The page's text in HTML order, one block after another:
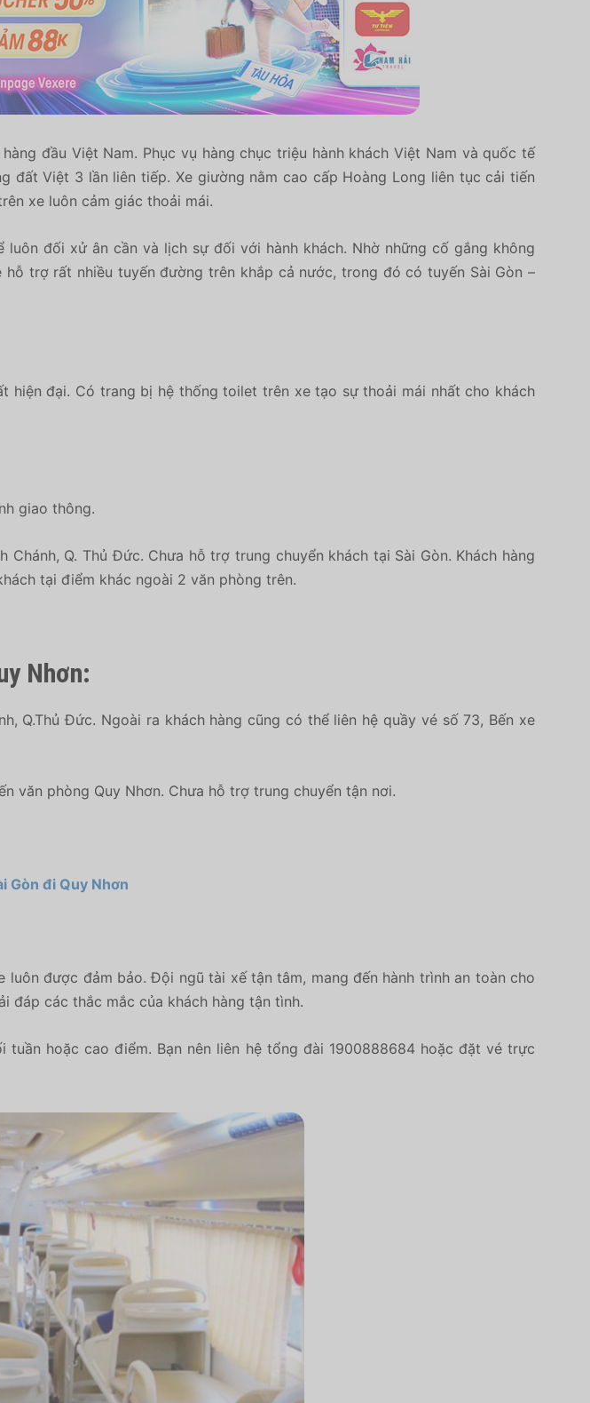
đầu Việt Nam. Phục vụ hàng chục triệu hành khách Việt Nam và quốc tế
đất Việt 3 lần liên tiếp. Xe giường nằm cao cấp Hoàng Long liên tục cải tiến
xe luôn cảm giác thoải mái.
đối xử ân cần và lịch sự đối với hành khách. Nhờ những cố gắng không
trợ rất nhiều tuyến đường trên khắp cả nước, trong đó có tuyến Sài Gòn –
hiện đại. Có trang bị hệ thống toilet trên xe tạo sự thoải mái nhất cho khách
giao thông.
Q. Thủ Đức. Chưa hỗ trợ trung chuyển khách tại Sài Gòn. Khách hàng
tại điểm khác ngoài 2 văn phòng trên.
Nhơn:
Q.Thủ Đức. Ngoài ra khách hàng cũng có thể liên hệ quầy vé số 73, Bến xe
văn phòng Quy Nhơn. Chưa hỗ trợ trung chuyển tận nơi.
Gòn đi Quy Nhơn
được đảm bảo. Đội ngũ tài xế tận tâm, mang đến hành trình an toàn cho
đáp các thắc mắc của khách hàng tận tình.
hoặc cao điểm. Bạn nên liên hệ tổng đài 1900888684 hoặc đặt vé trực